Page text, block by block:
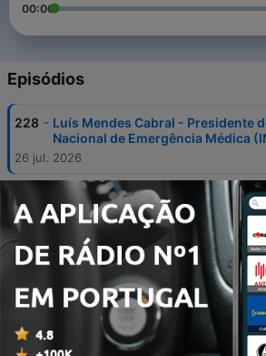
00:00
Episódios
228 - Luís Mendes Cabral - Presidente
Nacional de Emergência Médica
26 jul. 2026
Rui Tavares - Co-porta-voz do
28 jun. 2026
226 -
André Vilas Boas - Presidente do
do Porto
21 jun. 2026
225 Álvaro Santos, presidente da
14 jun. 2026